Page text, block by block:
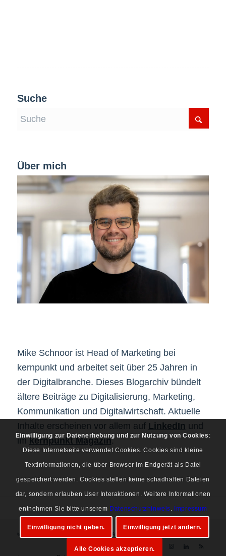
Suche
Über mich
Mike Schnoor ist Head of Marketing bei
kernpunkt und arbeitet seit über 25 Jahren in
der Digitalbranche. Dieses Blogarchiv bündelt
ältere Beiträge zu Digitalisierung, Marketing,
Kommunikation und Digitalwirtschaft. Aktuelle
Inhalte erscheinen vor allem auf LinkedIn und
imkernpunkt Magazin.
© Copyright 1997-2026 Mike Schnoor. Alle Rechte vorbehalten.
Einwilligung zur Datenerhebung und zur Nutzung von Cookies :
Diese Internetseite verwendet Cookies. Cookies sind kleine
Textinformationen, die über Browser im Endgerät als Datei
gespeichert werden. Cookies stellen keine schadhaften Dateien
dar, sondern erlauben User Interaktionen. Weitere Informationen
entnehmen Sie bitte unserem Datenschutzhinweis. Impressum
Einwilligung nicht geben. Einwilligung jetzt ändern.
Alle Cookies akzeptieren.